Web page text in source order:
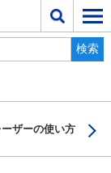
検索
検索
ンナップ一覧へ
ンナップ一覧へ
ンナップ一覧へ
ナップ一覧へ
ンナップ一覧へ
ー加工機とは？
きる材料・素材
されている業界
ーザーの選び方
ーザーの使い方
S400